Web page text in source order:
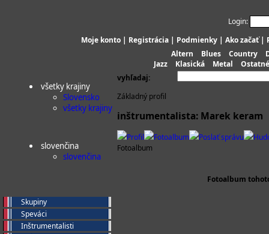
Login:
Moje konto | Registrácia | Podmienky | Ako začať|
Altern
Blues Country
Jazz
Klasická Metal
Ostatné
vyhľadaj:
všetky krajiny
Slovensko
všetky krajiny
slovenčina
slovenčina
Skupiny
Speváci
Inštrumentalisti
Základný profil
inštrumentalista: Marek keram
Profil Fotoalbum Poslať správu
Fotoalbum
Fotoalbum